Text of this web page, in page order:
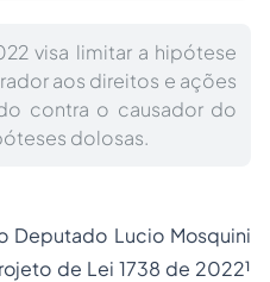
visa limitar a hipótese
aos direitos e ações
contra o causador do
dolosas.
Deputado Lucio Mosquini
de Lei 1738 de 2022¹